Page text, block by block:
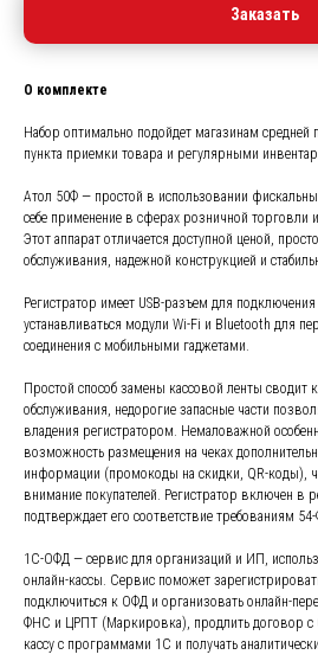
Заказать
О комплекте
Набор оптимально подойдет магазинам средней
пункта приемки товара и регулярными
Атол 50Ф — простой в использовании
себе применение в сферах розничной торговли
Этот аппарат отличается доступной ценой,
обслуживания, надежной конструкцией и
Регистратор имеет USB-разъем для
устанавливаться модули Wi-Fi и Bluetooth для
соединения с мобильными гаджетами.
Простой способ замены кассовой ленты
обслуживания, недорогие запасные части
владения регистратором. Немаловажной
возможность размещения на чеках
информации (промокоды на скидки, QR-коды),
внимание покупателей. Регистратор включен в
подтверждает его соответствие требованиям
1С-ОФД — сервис для организаций и ИП,
онлайн-кассы. Сервис поможет
подключиться к ОФД и организовать онлайн-
ФНС и ЦРПТ (Маркировка), продлить договор с
кассу с программами 1С и получать